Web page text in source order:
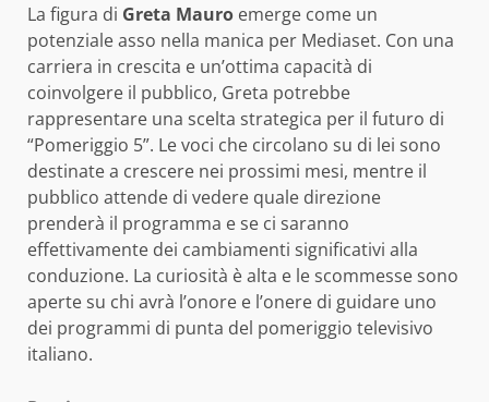
La figura di Greta Mauro emerge come un
potenziale asso nella manica per Mediaset. Con una
carriera in crescita e un’ottima capacità di
coinvolgere il pubblico, Greta potrebbe
rappresentare una scelta strategica per il futuro di
“Pomeriggio 5”. Le voci che circolano su di lei sono
destinate a crescere nei prossimi mesi, mentre il
pubblico attende di vedere quale direzione
prenderà il programma e se ci saranno
effettivamente dei cambiamenti significativi alla
conduzione. La curiosità è alta e le scommesse sono
aperte su chi avrà l’onore e l’onere di guidare uno
dei programmi di punta del pomeriggio televisivo
italiano.